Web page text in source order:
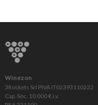
Winezon
3Rockets Srl PIVA IT02393110222
Cap. Soc. 10.000 € i.v.